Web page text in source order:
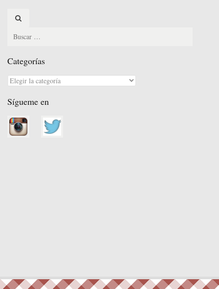
Search
Categorías
Categorías
Sígueme en